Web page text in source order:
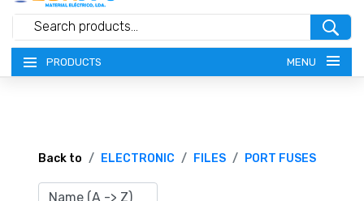
PRODUCTS MENU
TERMS OF SERVICE
CATALOGUES
Back to ELECTRONIC FILES PORT FUSES